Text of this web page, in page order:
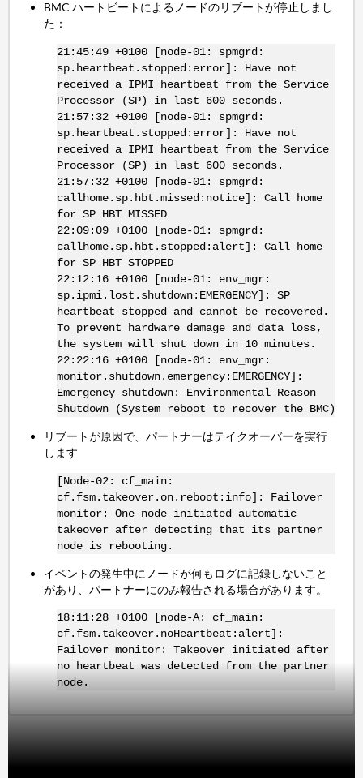
BMC ハートビートによるノードのリブートが停止しまし
た：
21:45:49 +0100 [node-01: spmgrd:
sp.heartbeat.stopped:error]: Have not
received a IPMI heartbeat from the Service
Processor (SP) in last 600 seconds.
21:57:32 +0100 [node-01: spmgrd:
sp.heartbeat.stopped:error]: Have not
received a IPMI heartbeat from the Service
Processor (SP) in last 600 seconds.
21:57:32 +0100 [node-01: spmgrd:
callhome.sp.hbt.missed:notice]: Call home
for SP HBT MISSED
22:09:09 +0100 [node-01: spmgrd:
callhome.sp.hbt.stopped:alert]: Call home
for SP HBT STOPPED
22:12:16 +0100 [node-01: env_mgr:
sp.ipmi.lost.shutdown:EMERGENCY]: SP
heartbeat stopped and cannot be recovered.
To prevent hardware damage and data loss,
the system will shut down in 10 minutes.
22:22:16 +0100 [node-01: env_mgr:
monitor.shutdown.emergency:EMERGENCY]:
Emergency shutdown: Environmental Reason
Shutdown (System reboot to recover the BMC)
リブートが原因で、パートナーはテイクオーバーを実行
します
[Node-02: cf_main:
cf.fsm.takeover.on.reboot:info]: Failover
monitor: One node initiated automatic
takeover after detecting that its partner
node is rebooting.
イベントの発生中にノードが何もログに記録しないこと
があり、パートナーにのみ報告される場合があります。
18:11:28 +0100 [node-A: cf_main:
cf.fsm.takeover.noHeartbeat:alert]:
Failover monitor: Takeover initiated after
no heartbeat was detected from the partner
node.